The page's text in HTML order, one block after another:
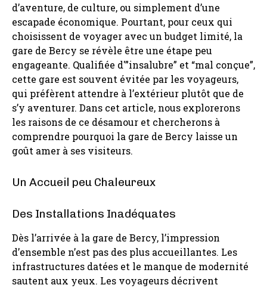
d’aventure, de culture, ou simplement d’une
escapade économique. Pourtant, pour ceux qui
choisissent de voyager avec un budget limité, la
gare de Bercy se révèle être une étape peu
engageante. Qualifiée d'”insalubre” et “mal conçue”,
cette gare est souvent évitée par les voyageurs,
qui préfèrent attendre à l’extérieur plutôt que de
s’y aventurer. Dans cet article, nous explorerons
les raisons de ce désamour et chercherons à
comprendre pourquoi la gare de Bercy laisse un
goût amer à ses visiteurs.
Un Accueil peu Chaleureux
Des Installations Inadéquates
Dès l’arrivée à la gare de Bercy, l’impression
d’ensemble n’est pas des plus accueillantes. Les
infrastructures datées et le manque de modernité
sautent aux yeux. Les voyageurs décrivent